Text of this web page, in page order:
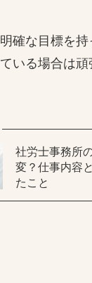
確な目標を持
いる場合は
社労士事務所
変？仕事内容
たこと